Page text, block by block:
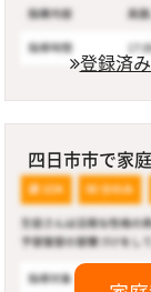
登録済
四日市市で家